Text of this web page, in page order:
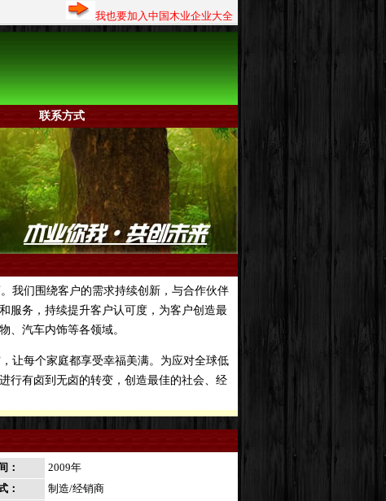
我也要加入中国木业企业大全
联系方式
我们围绕客户的需求持续创新，与合作伙伴
服务，持续提升客户认可度，为客户创造最
、汽车内饰等各领域。
让每个家庭都享受幸福美满。为应对全球低
行有卤到无卤的转变，创造最佳的社会、经
：
2009年
：
制造/经销商